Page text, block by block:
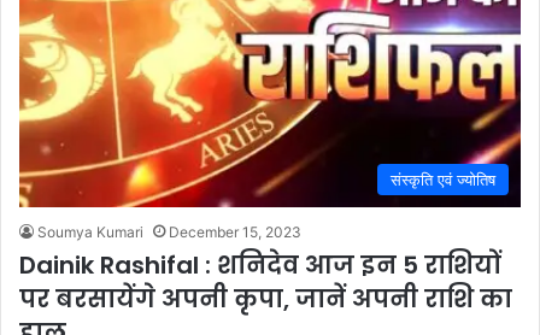
संस्कृति एवं ज्योतिष
Soumya Kumari December 15, 2023
Dainik Rashifal : शनिदेव आज इन 5 राशियों
पर बरसायेंगे अपनी कृपा, जानें अपनी राशि का